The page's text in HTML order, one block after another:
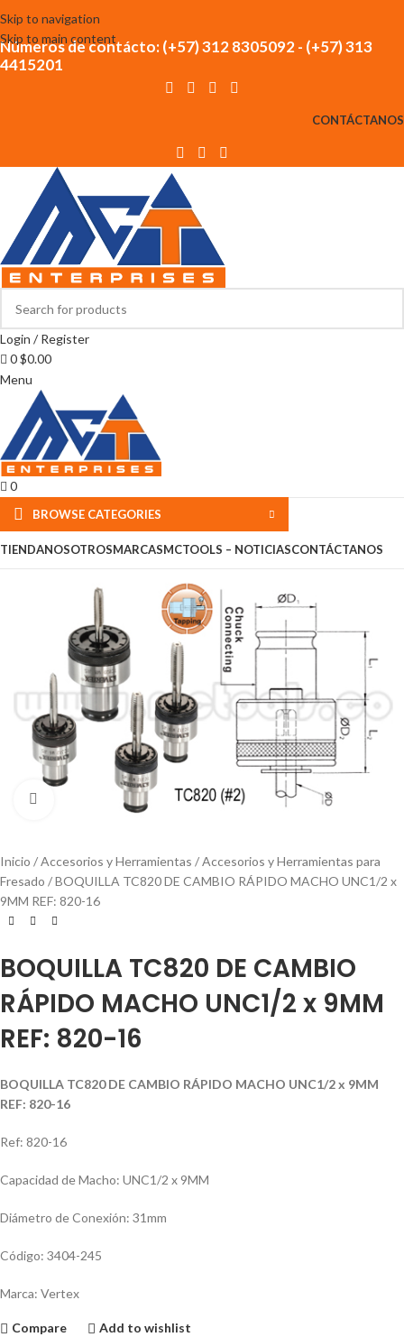
Skip to navigation
Skip to main content
Números de contácto: (+57) 312 8305092 - (+57) 313
4415201
CONTÁCTANOS
Login / Register
0$0.00
Menu
0
BROWSE CATEGORIES
TIENDANOSOTROSMARCASMCTOOLS – NOTICIASCONTÁCTANOS
Click to enlarge
Inicio Accesorios y Herramientas
Accesorios y Herramientas para
Fresado
BOQUILLA TC820 DE CAMBIO RÁPIDO MACHO UNC1/2 x
9MM REF: 820-16
BOQUILLA TC820 DE CAMBIO
RÁPIDO MACHO UNC1/2 x 9MM
REF: 820-16
BOQUILLA TC820 DE CAMBIO RÁPIDO MACHO UNC1/2 x 9MM
REF: 820-16
Ref: 820-16
Capacidad de Macho: UNC1/2 x 9MM
Diámetro de Conexión: 31mm
Código: 3404-245
Marca: Vertex
Compare Add to wishlist